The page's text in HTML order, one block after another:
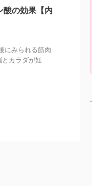
の効果【内
にみられる筋肉
カラダが妊